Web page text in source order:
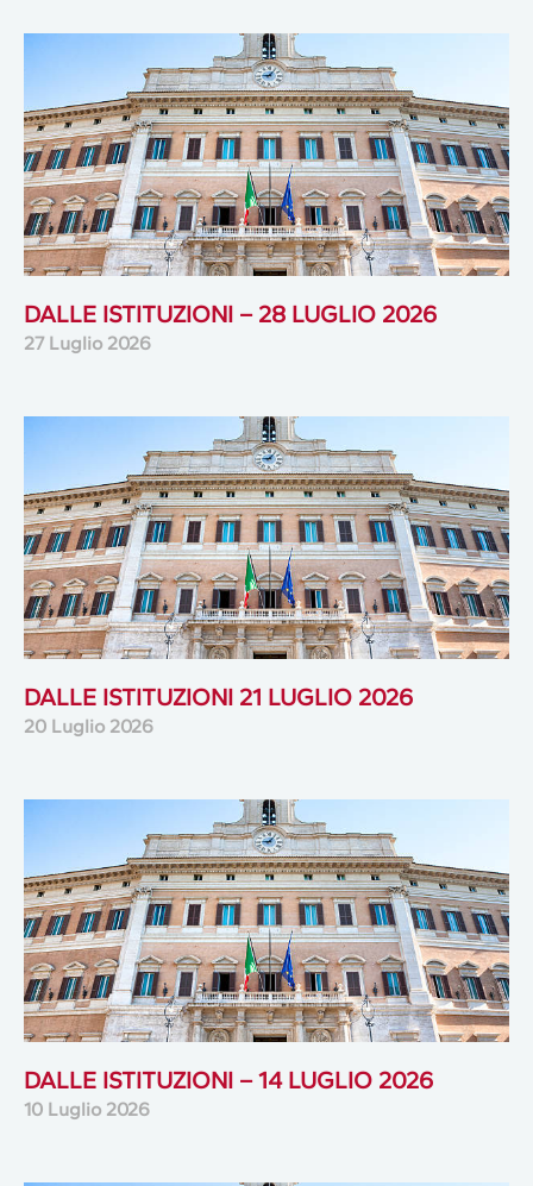
DALLE ISTITUZIONI – 28 LUGLIO 2026
27 Luglio 2026
DALLE ISTITUZIONI 21 LUGLIO 2026
20 Luglio 2026
DALLE ISTITUZIONI – 14 LUGLIO 2026
10 Luglio 2026